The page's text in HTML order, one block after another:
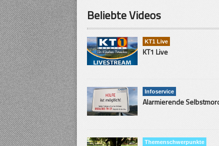
Beliebte Videos
KT1 Live
KT1 Live
Infoservice
Themenschwerpunkte